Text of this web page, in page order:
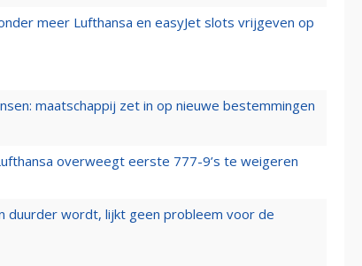
meer Lufthansa en easyJet slots vrijgeven op
maatschappij zet in op nieuwe bestemmingen
overweegt eerste 777-9’s te weigeren
duurder wordt, lijkt geen probleem voor de